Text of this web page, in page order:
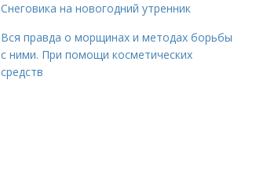
Снеговика на новогодний утренник
Вся правда о морщинах и методах борьбы
с ними. При помощи косметических
средств